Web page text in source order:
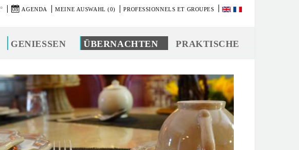
08 AGENDA MEINE AUSWAHL (0) PROFESSIONNELS ET GROUPES
GENIESSEN ÜBERNACHTEN PRAKTISCHE